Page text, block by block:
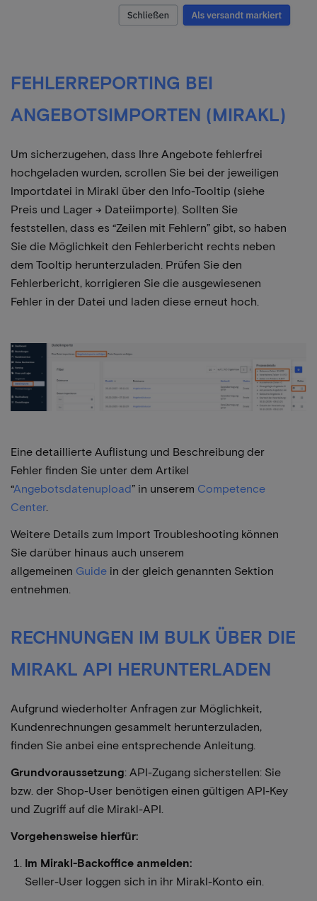
FEHLERREPORTING BEI
ANGEBOTSIMPORTEN (MIRAKL)
Um sicherzugehen, dass Ihre Angebote fehlerfrei
hochgeladen wurden, scrollen Sie bei der jeweiligen
Importdatei in Mirakl über den Info-Tooltip (siehe
Preis und Lager → Dateiimporte). Sollten Sie
feststellen, dass es “Zeilen mit Fehlern” gibt, so haben
Sie die Möglichkeit den Fehlerbericht rechts neben
dem Tooltip herunterzuladen. Prüfen Sie den
Fehlerbericht, korrigieren Sie die ausgewiesenen
Fehler in der Datei und laden diese erneut hoch.
Eine detaillierte Auflistung und Beschreibung der
Fehler finden Sie unter dem Artikel
“Angebotsdatenupload” in unserem Competence
Center.
Weitere Details zum Import Troubleshooting können
Sie darüber hinaus auch unserem
allgemeinen Guide in der gleich genannten Sektion
entnehmen.
RECHNUNGEN IM BULK ÜBER DIE
MIRAKL API HERUNTERLADEN
Aufgrund wiederholter Anfragen zur Möglichkeit,
Kundenrechnungen gesammelt herunterzuladen,
finden Sie anbei eine entsprechende Anleitung.
Grundvoraussetzung: API-Zugang sicherstellen: Sie
bzw. der Shop-User benötigen einen gültigen API-Key
und Zugriff auf die Mirakl-API.
Vorgehensweise hierfür:
Im Mirakl-Backoffice anmelden:
Seller-User loggen sich in ihr Mirakl-Konto ein.